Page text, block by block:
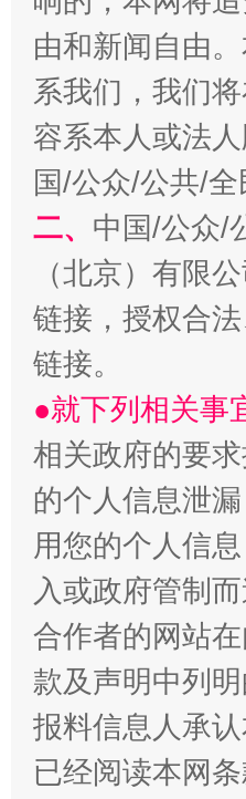
阿坝州三大球赛在茂
扯下公款旅游的“隐
由和新闻自由
系我们，我们
容系本人或法
国/公众/公共/
二、 中国/公众/
（北京）有限
链接，授权合
链接。
●就下列相关事
相关政府的要
的个人信息泄漏
用您的个人信
入或政府管制
合作者的网站在
款及声明中列
报料信息人承
已经阅读本网